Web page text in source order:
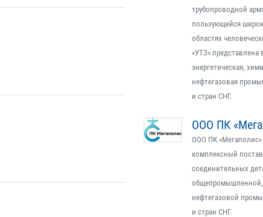
трубопроводной
пользующейся
областях
«УТЗ» представлена
энергетическая,
нефтегазовая
и стран СНГ.
ООО ПК
ООО ПК
комплексный
соединительных
общепромышленной,
нефтегазовой
и стран СНГ.